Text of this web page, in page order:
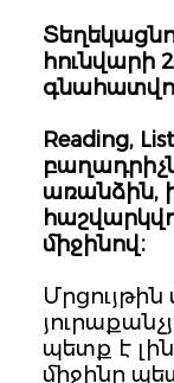
հունվարի
Reading,
առանձին,
պետք է
միջինը